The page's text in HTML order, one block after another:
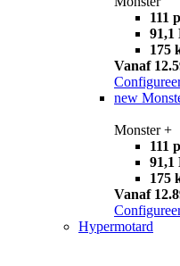
111
91,1
175
Vanaf
new
Monster +
111
91,1
175
Vanaf
Hypermotard